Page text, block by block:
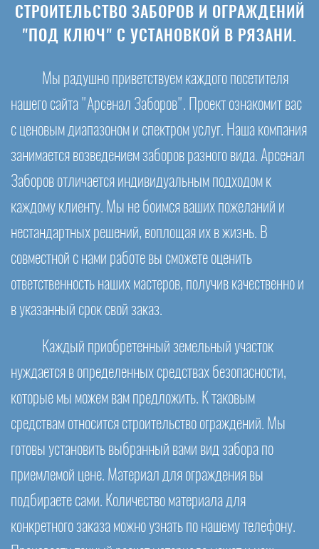
СТРОИТЕЛЬСТВО ЗАБОРОВ И ОГРАЖДЕНИЙ
"ПОД КЛЮЧ" С УСТАНОВКОЙ В РЯЗАНИ.
Мы радушно приветствуем каждого посетителя
нашего сайта "Арсенал Заборов". Проект ознакомит вас
с ценовым диапазоном и спектром услуг. Наша компания
занимается возведением заборов разного вида. Арсенал
Заборов отличается индивидуальным подходом к
каждому клиенту. Мы не боимся ваших пожеланий и
нестандартных решений, воплощая их в жизнь. В
совместной с нами работе вы сможете оценить
ответственность наших мастеров, получив качественно и
в указанный срок свой заказ.
Каждый приобретенный земельный участок
нуждается в определенных средствах безопасности,
которые мы можем вам предложить. К таковым
средствам относится строительство ограждений. Мы
готовы установить выбранный вами вид забора по
приемлемой цене. Материал для ограждения вы
подбираете сами. Количество материала для
конкретного заказа можно узнать по нашему телефону.